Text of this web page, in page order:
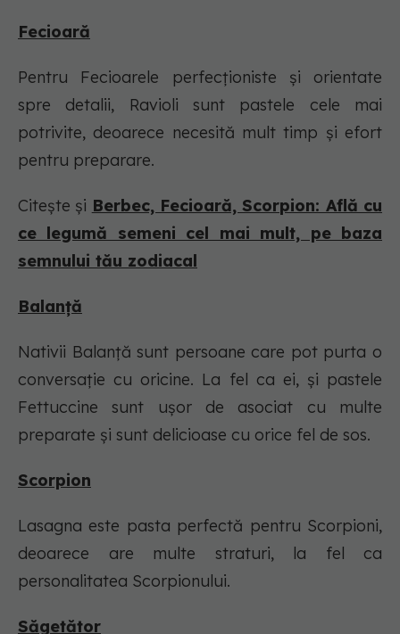
Fecioară
Pentru Fecioarele perfecționiste și orientate
spre detalii, Ravioli sunt pastele cele mai
potrivite, deoarece necesită mult timp și efort
pentru preparare.
Citește și Berbec, Fecioară, Scorpion: Află cu
ce legumă semeni cel mai mult, pe baza
semnului tău zodiacal
Balanță
Nativii Balanță sunt persoane care pot purta o
conversație cu oricine. La fel ca ei, și pastele
Fettuccine sunt ușor de asociat cu multe
preparate și sunt delicioase cu orice fel de sos.
Scorpion
Lasagna este pasta perfectă pentru Scorpioni,
deoarece are multe straturi, la fel ca
personalitatea Scorpionului.
Săgetător